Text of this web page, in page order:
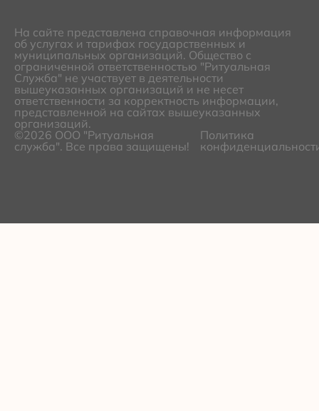
На сайте представлена справочная информация
об услугах и тарифах государственных и
муниципальных организаций. Общество с
ограниченной ответственностью "Ритуальная
Служба" не участвует в деятельности
вышеуказанных организаций и не несет
ответственности за корректность информации,
представленной на сайтах вышеуказанных
организаций.
©2026 ООО "Ритуальная
служба". Все права защищены!
Политика